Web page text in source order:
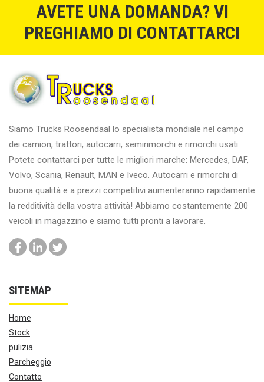
AVETE UNA DOMANDA? VI
PREGHIAMO DI CONTATTARCI
Siamo Trucks Roosendaal lo specialista mondiale nel campo
dei camion, trattori, autocarri, semirimorchi e rimorchi usati.
Potete contattarci per tutte le migliori marche: Mercedes, DAF,
Volvo, Scania, Renault, MAN e Iveco. Autocarri e rimorchi di
buona qualità e a prezzi competitivi aumenteranno rapidamente
la redditività della vostra attività! Abbiamo costantemente 200
veicoli in magazzino e siamo tutti pronti a lavorare.
SITEMAP
Home
Stock
pulizia
Parcheggio
Contatto